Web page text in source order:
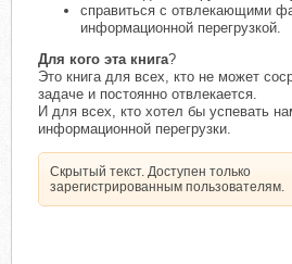
справиться с отвлекающими
информационной перегрузкой.
Для кого эта книга?
Это книга для всех, кто не может
задаче и постоянно отвлекается.
И для всех, кто хотел бы успевать
информационной перегрузки.
Скрытый текст. Доступен только
зарегистрированным пользователям.